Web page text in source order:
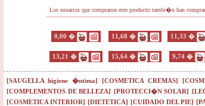
Los usuarios que compraron este producto tambi�n han
0,00 � 11,68 � 11,33 �
13,21 � 15,64 � 9,74 �
[SAUGELLA higiene �ntima] [COSMETICA CREMAS]
[COMPLEMENTOS DE BELLEZA] [PROTECCI�N SOLAR]
[COSMETICA INTERIOR] [DIETETICA] [CUIDADO DEL PIE]